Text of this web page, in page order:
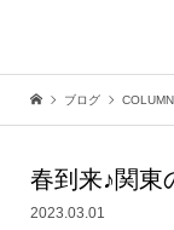
ブログ COLUMN
春到来♪関東
2023.03.01